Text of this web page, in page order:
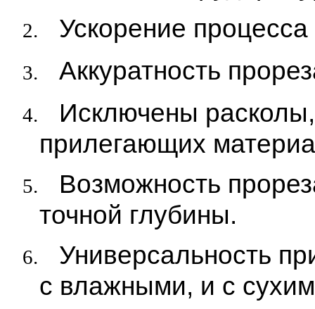
2. Ускорение
3. Аккуратность
4.
Исключены
прилегающих
5.
Возможность
точной глубины.
6.
Универсальность
с влажными, и с